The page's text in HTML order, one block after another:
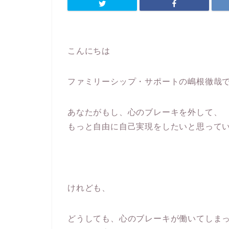
こんにちは
ファミリーシップ・サポートの嶋根徹哉
あなたがもし、心のブレーキを外して、
もっと自由に自己実現をしたいと思ってい
けれども、
どうしても、心のブレーキが働いてしま